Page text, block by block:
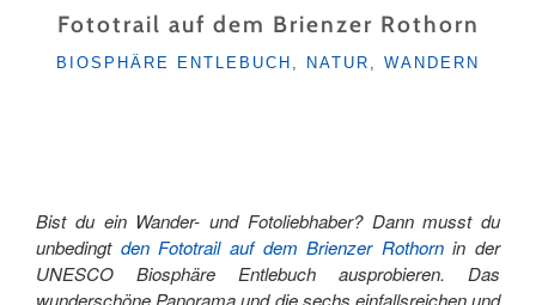
FASZINIERENDE
BIOSPHÄRE
Fototrail auf dem Brienzer Rothorn
KATEGORIEN
BIOSPHÄRE ENTLEBUCH NATUR WANDERN
Bist du ein Wander- und Fotoliebhaber? Dann musst du
unbedingt den Fototrailauf dem Brienzer Rothornin der
UNESCO Biosphäre Entlebuch ausprobieren. Das
wunderschöne Panorama und die sechs einfallsreichen und